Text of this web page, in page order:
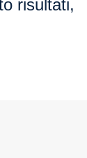
risultati,